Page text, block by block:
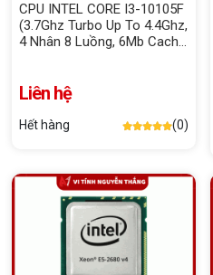
CPU INTEL CORE I3-10105F
(3.7Ghz Turbo Up To 4.4Ghz,
4 Nhân 8 Luồng, 6Mb Cache,
Liên hệ
Hết hàng (0)